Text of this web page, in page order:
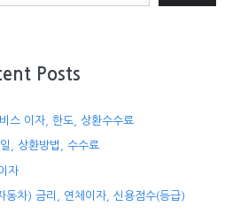
Posts
스 이자, 한도, 상환수수료
, 상환방법, 수수료
자
동차) 금리, 연체이자, 신용점수(등급)